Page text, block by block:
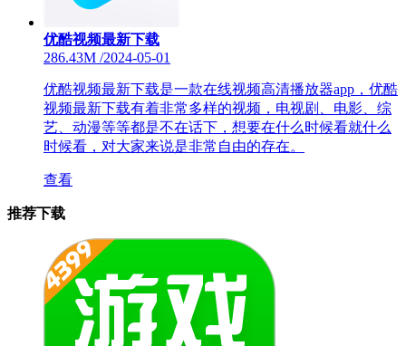
优酷视频最新下载
286.43M /2024-05-01
优酷视频最新下载是一款在线视频高清播放器app，优酷
视频最新下载有着非常多样的视频，电视剧、电影、综
艺、动漫等等都是不在话下，想要在什么时候看就什么
时候看，对大家来说是非常自由的存在。
查看
推荐下载